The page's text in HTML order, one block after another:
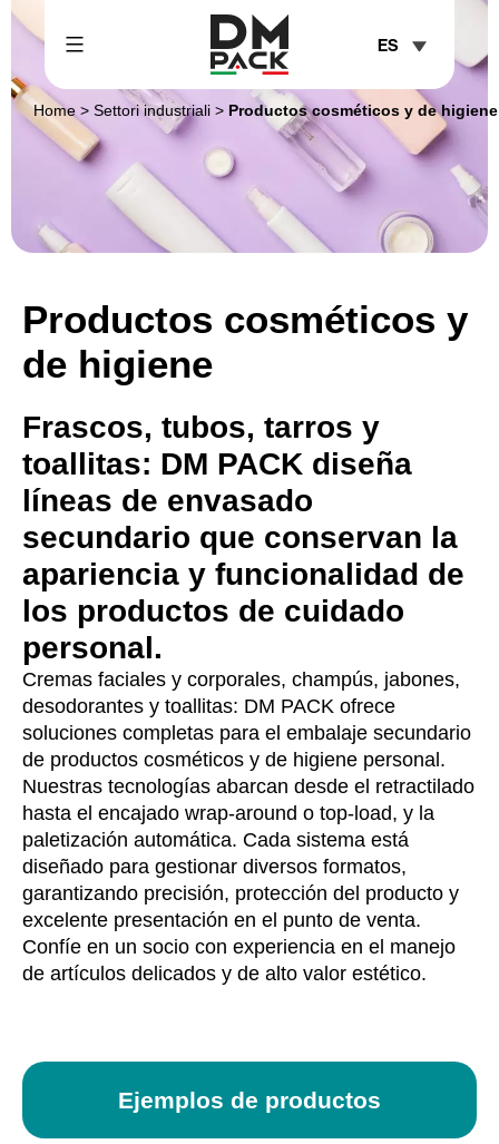
Skip
content
ES
Home > Settori industriali > Productos cosméticos y de higiene
Productos cosméticos y
de higiene
Frascos, tubos, tarros y
toallitas: DM PACK diseña
líneas de envasado
secundario que conservan la
apariencia y funcionalidad de
los productos de cuidado
personal.
Cremas faciales y corporales, champús, jabones,
desodorantes y toallitas: DM PACK ofrece
soluciones completas para el embalaje secundario
de productos cosméticos y de higiene personal.
Nuestras tecnologías abarcan desde el retractilado
hasta el encajado wrap-around o top-load, y la
paletización automática. Cada sistema está
diseñado para gestionar diversos formatos,
garantizando precisión, protección del producto y
excelente presentación en el punto de venta.
Confíe en un socio con experiencia en el manejo
de artículos delicados y de alto valor estético.
Ejemplos de productos